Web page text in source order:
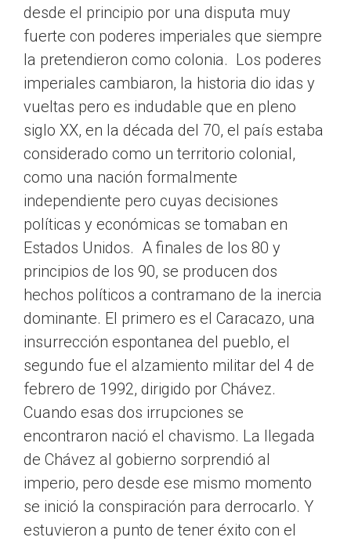
desde el principio por una disputa muy
fuerte con poderes imperiales que siempre
la pretendieron como colonia. Los poderes
imperiales cambiaron, la historia dio idas y
vueltas pero es indudable que en pleno
siglo XX, en la década del 70, el país estaba
considerado como un territorio colonial,
como una nación formalmente
independiente pero cuyas decisiones
políticas y económicas se tomaban en
Estados Unidos. A finales de los 80 y
principios de los 90, se producen dos
hechos políticos a contramano de la inercia
dominante. El primero es el Caracazo, una
insurrección espontanea del pueblo, el
segundo fue el alzamiento militar del 4 de
febrero de 1992, dirigido por Chávez.
Cuando esas dos irrupciones se
encontraron nació el chavismo. La llegada
de Chávez al gobierno sorprendió al
imperio, pero desde ese mismo momento
se inició la conspiración para derrocarlo. Y
estuvieron a punto de tener éxito con el